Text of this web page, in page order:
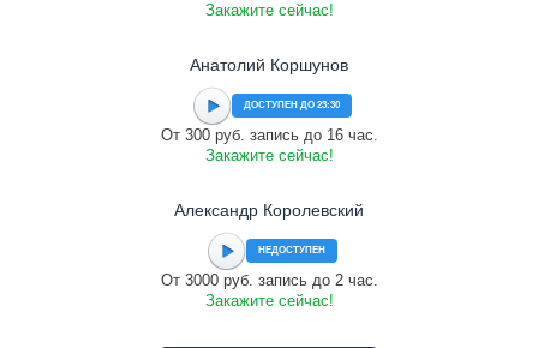
Закажите сейчас!
Анатолий Коршунов
ДОСТУПЕН ДО 23:30
От 300 руб. запись до 16 час.
Закажите сейчас!
Александр Королевский
НЕДОСТУПЕН
От 3000 руб. запись до 2 час.
Закажите сейчас!